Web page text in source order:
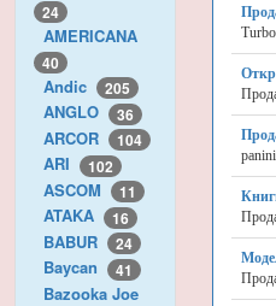
24
AMERICANA
40
Andic 205
ANGLO 36
ARCOR 104
ARI 102
ASCOM 11
ATAKA 16
BABUR 24
Baycan 41
Bazooka Joe
panini